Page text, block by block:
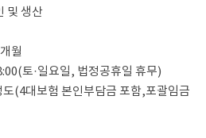
및 생산
월
토·일요일, 법정공휴일 휴무)
도(4대보험 본인부담금 포함,포괄임금